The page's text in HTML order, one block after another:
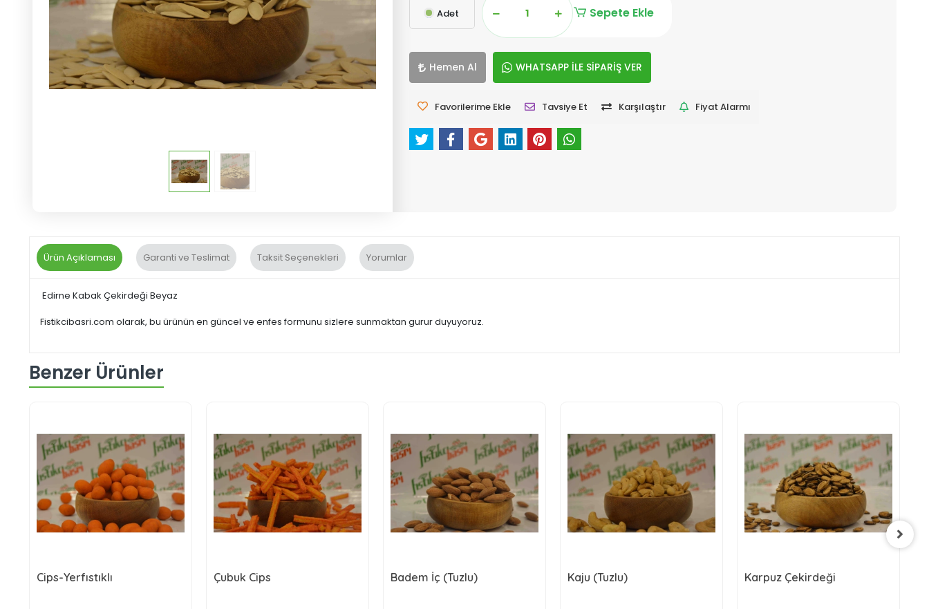
Adet Sepete Ekle
Hemen Al WHATSAPP İLE SİPARİŞ VER
Favorilerime Ekle Tavsiye Et Karşılaştır Fiyat Alarmı
Ürün Açıklaması Garanti ve Teslimat Taksit Seçenekleri Yorumlar
Edirne Kabak Çekirdeği Beyaz
Fistikcibasri.com olarak, bu ürünün en güncel ve enfes formunu sizlere sunmaktan gurur duyuyoruz.
Benzer Ürünler
Cips-Yerfıstıklı Çubuk Cips Badem İç (Tuzlu) Kaju (Tuzlu) Karpuz Çekirdeği